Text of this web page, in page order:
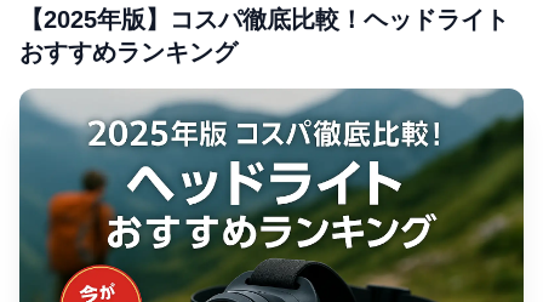
【2025年版】コスパ徹底比較！ヘッドライト
おすすめランキング